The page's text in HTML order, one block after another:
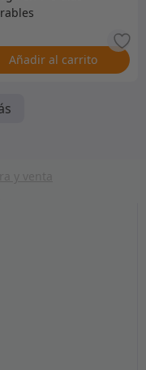
Añadir al carrito